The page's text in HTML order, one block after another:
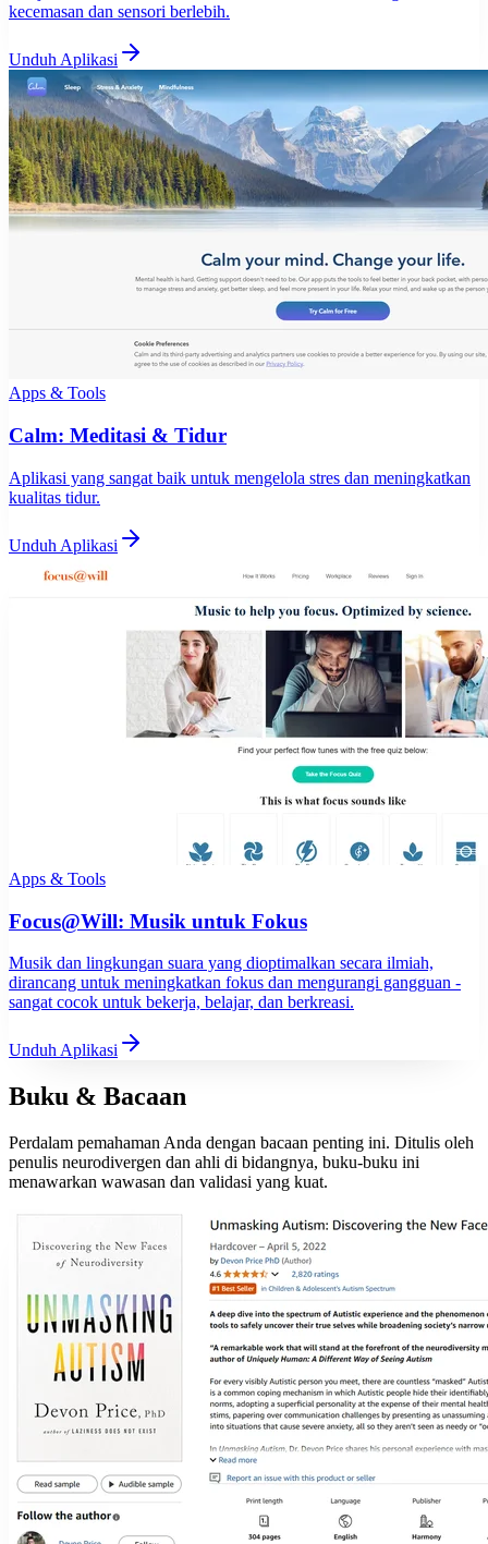
kecemasan dan sensori berlebih.
Unduh Aplikasi
Apps & Tools
Calm: Meditasi & Tidur
Aplikasi yang sangat baik untuk mengelola stres dan meningkatkan
kualitas tidur.
Unduh Aplikasi
Apps & Tools
Focus@Will: Musik untuk Fokus
Musik dan lingkungan suara yang dioptimalkan secara ilmiah,
dirancang untuk meningkatkan fokus dan mengurangi gangguan -
sangat cocok untuk bekerja, belajar, dan berkreasi.
Unduh Aplikasi
Buku & Bacaan
Perdalam pemahaman Anda dengan bacaan penting ini. Ditulis oleh
penulis neurodivergen dan ahli di bidangnya, buku-buku ini
menawarkan wawasan dan validasi yang kuat.